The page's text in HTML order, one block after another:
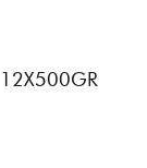
12X500GR